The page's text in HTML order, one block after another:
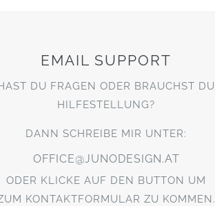
EMAIL SUPPORT
DU FRAGEN ODER BRAUCHST DU
HILFESTELLUNG?
DANN SCHREIBE MIR UNTER:
OFFICE@JUNODESIGN.AT
ODER KLICKE AUF DEN BUTTON UM
KONTAKTFORMULAR ZU KOMMEN.